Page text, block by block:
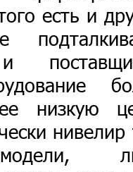
есть и
низкую
нивелир